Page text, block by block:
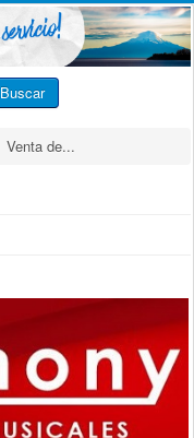
Buscar
Venta de...